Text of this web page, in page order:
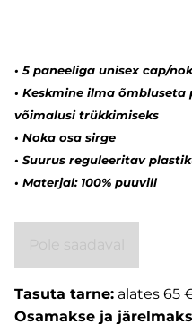
• 5 paneeliga unisex cap/
• Keskmine ilma õmbluseta
võimalusi trükkimiseks
• Noka osa sirge
• Suurus reguleeritav
• Materjal: 100% puuvill
Tasuta tarne: alates 65
Osamakse ja